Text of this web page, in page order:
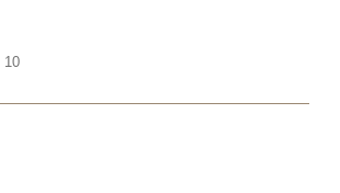
10